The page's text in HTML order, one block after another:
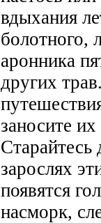
вдыхания
болотного,
аронника
других
заносите
Старайтесь
зарослях
появятся
насморк,